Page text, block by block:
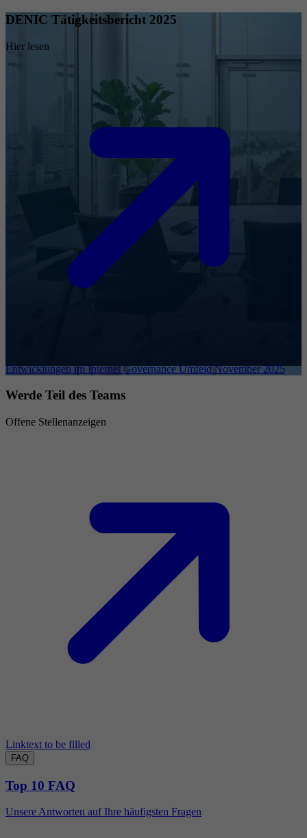
DENIC Tätigkeitsbericht 2025
Hier lesen
Entwicklungen im Internet Governance Umfeld November 2025
Werde Teil des Teams
Offene Stellenanzeigen
Linktext to be filled
FAQ
Top 10 FAQ
Unsere Antworten auf Ihre häufigsten Fragen